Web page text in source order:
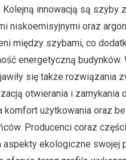
Kolejną innowacją są szyby
niskoemisyjnymi oraz
między szybami, co
energetyczną budynków.
się także rozwiązania
otwierania i zamykania
komfort użytkowania oraz
Producenci coraz
aspekty ekologiczne swojej